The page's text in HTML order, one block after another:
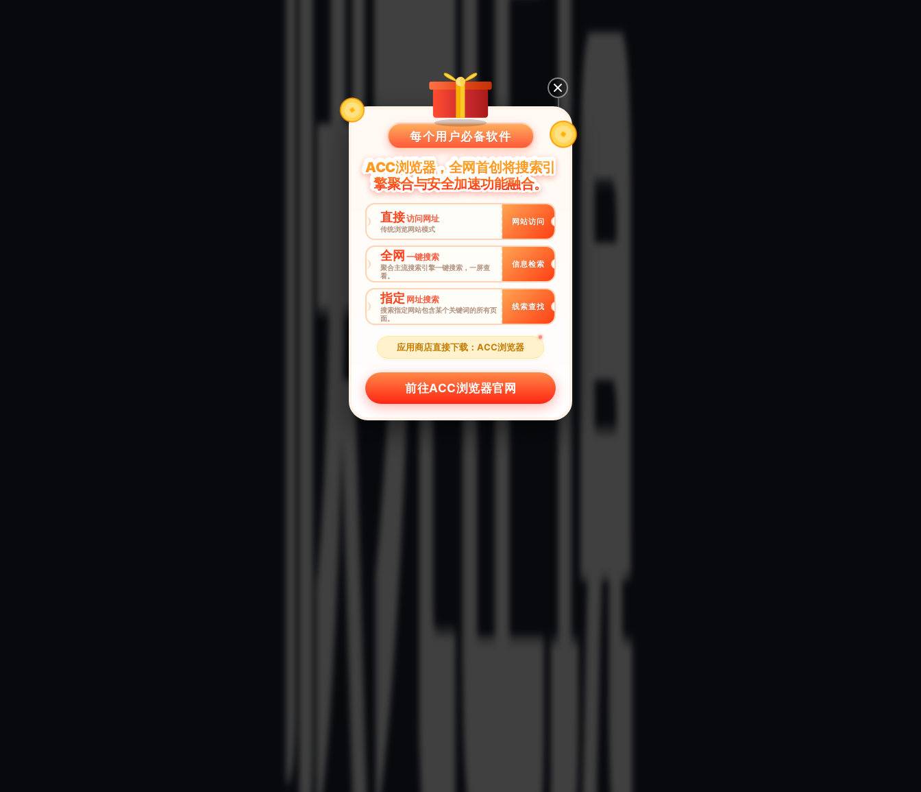
每个用户必备软件
ACC浏览器，全网首创将搜索引
擎聚合与安全加速功能融合。
直接访问网址
传统浏览网站模式
网站访问
全网 一键搜索
聚合主流搜索引擎一键搜索，一屏查
看。
信息检索
指定 网址搜索
搜索指定网站包含某个关键词的所有页
面。
线索查找
应用商店直接下载：ACC浏览器
前往ACC浏览器官网